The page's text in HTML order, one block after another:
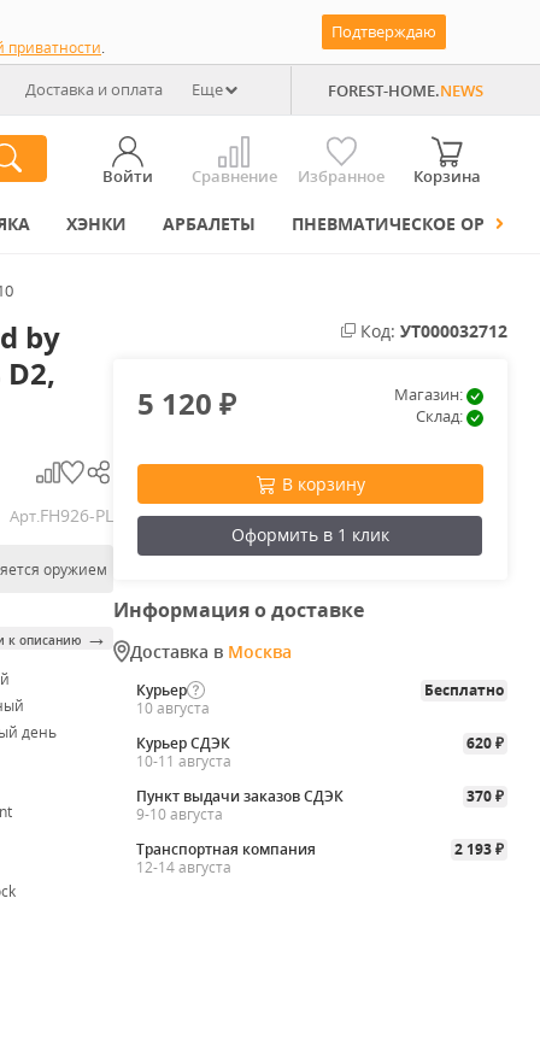
приватности.
Подтверждаю
Доставка и оплата Еще FOREST-HOME.NEWS
Войти Сравнение Избранное Корзина
ХЭНКИ АРБАЛЕТЫ ПНЕВМАТИЧЕСКОЕ ОРУЖИЕ
by
D2,
Арт.FH926-PL
оружием
к описанию →
день
Код: УТ000032712
5 120₽
Магазин:
Склад:
В корзину
Оформить в 1 клик
Информация о доставке
Доставка в Москва
Курьер
Бесплатно
10 августа
Курьер СДЭК
620 ₽
10-11 августа
Пункт выдачи заказов СДЭК
370 ₽
9-10 августа
Транспортная компания
2 193 ₽
12-14 августа